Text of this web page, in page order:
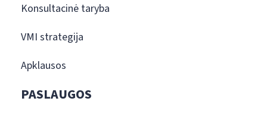
Konsultacinė taryba
VMI strategija
Apklausos
PASLAUGOS